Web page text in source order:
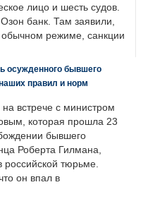
лицо и шесть судов.
банк. Там заявили,
обычном режиме, санкции
осужденного бывшего
правил и норм
встрече с министром
которая прошла 23
бывшего
Роберта Гилмана,
российской тюрьме.
он впал в